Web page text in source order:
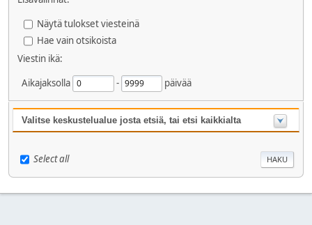
Näytä tulokset viesteinä
Hae vain otsikoista
Viestin ikä:
Aikajaksolla
- päivää
Valitse keskustelualue josta etsiä, tai etsi kaikkialta
Select all